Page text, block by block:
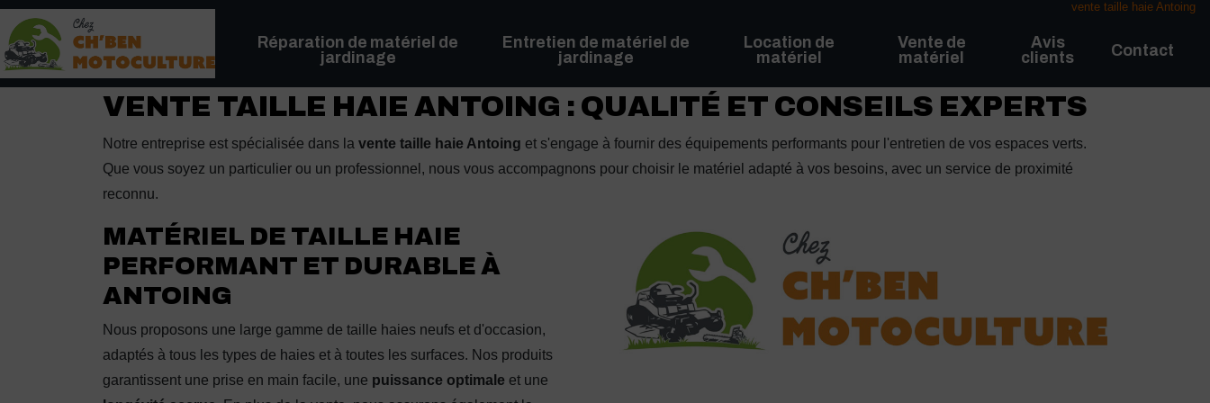
vente taille haie Antoing
Réparation de matériel de
jardinage
Entretien de matériel de
jardinage
Location de
matériel
Vente de
matériel
Avis
clients
Contact
VENTE TAILLE HAIE ANTOING : QUALITÉ ET CONSEILS EXPERTS
Notre entreprise est spécialisée dans la vente taille haie Antoing et s'engage à fournir des équipements performants pour l'entretien de vos espaces verts.
Que vous soyez un particulier ou un professionnel, nous vous accompagnons pour choisir le matériel adapté à vos besoins, avec un service de proximité
reconnu.
MATÉRIEL DE TAILLE HAIE
PERFORMANT ET DURABLE À
ANTOING
Nous proposons une large gamme de taille haies neufs et d'occasion,
adaptés à tous les types de haies et à toutes les surfaces. Nos produits
garantissent une prise en main facile, une puissance optimale et une
Panneau de gestion des cookies